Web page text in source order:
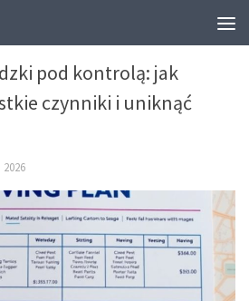
I START W NOWYM MIESZKANIU
pod kontrolą: jak
czynniki i uniknąć
2026